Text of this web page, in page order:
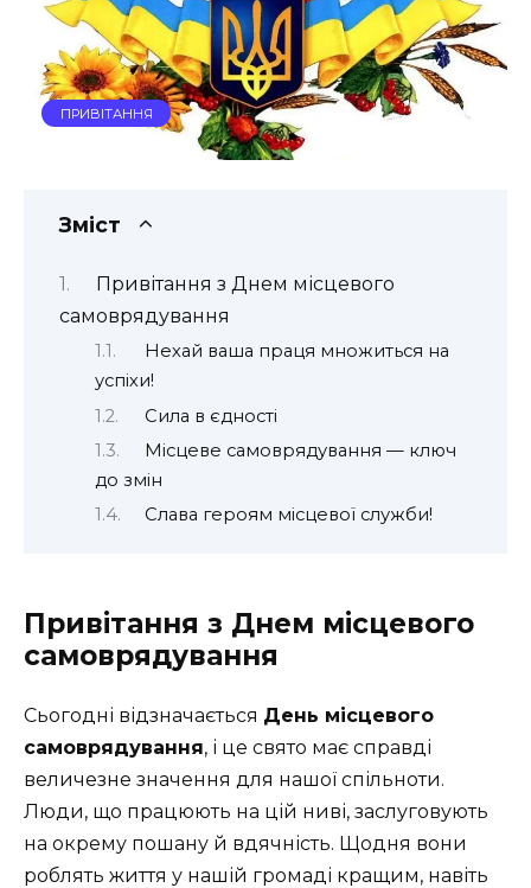
ПРИВІТАННЯ
Зміст
Привітання з Днем місцевого
самоврядування
Нехай ваша праця множиться на
успіхи!
Сила в єдності
Місцеве самоврядування — ключ
до змін
Слава героям місцевої служби!
Привітання з Днем місцевого
самоврядування
Сьогодні відзначається День місцевого
самоврядування, і це свято має справді
величезне значення для нашої спільноти.
Люди, що працюють на цій ниві, заслуговують
на окрему пошану й вдячність. Щодня вони
роблять життя у нашій громаді кращим, навіть